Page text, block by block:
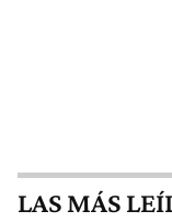
LAS MÁS